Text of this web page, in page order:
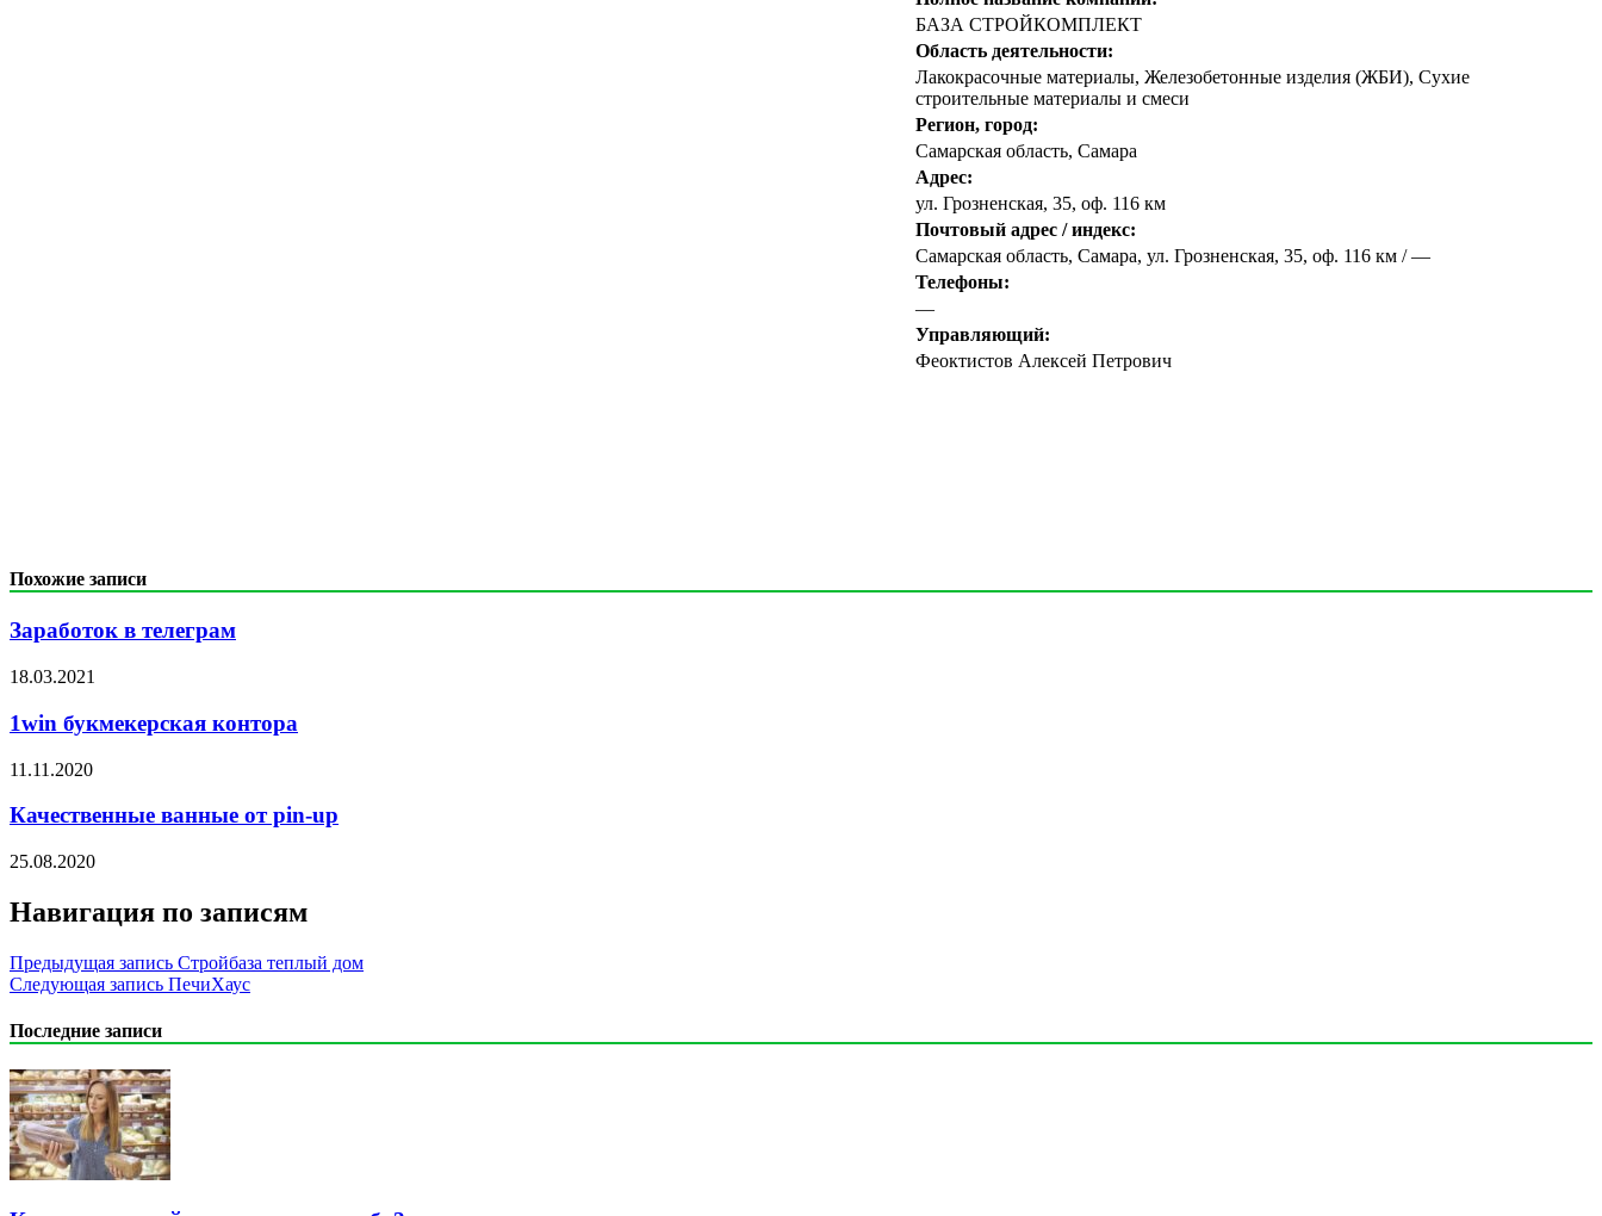
БАЗА СТРОЙКОМПЛЕКТ
Область деятельности:
Лакокрасочные материалы, Железобетонные изделия (ЖБИ), Сухие
строительные материалы и смеси
Регион, город:
Самарская область, Самара
Адрес:
ул. Грозненская, 35, оф. 116 км
Почтовый адрес / индекс:
Самарская область, Самара, ул. Грозненская, 35, оф. 116 км / —
Телефоны:
—
Управляющий:
Феоктистов Алексей Петрович
Похожие записи
Заработок в телеграм
18.03.2021
1win букмекерская контора
11.11.2020
Качественные ванные от pin-up
25.08.2020
Навигация по записям
Предыдущая запись Стройбаза теплый дом
Следующая запись ПечиХаус
Последние записи